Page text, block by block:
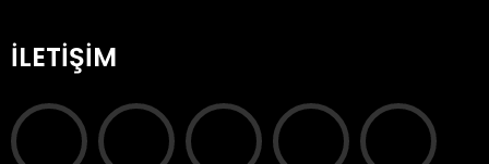
İLETIŞIM